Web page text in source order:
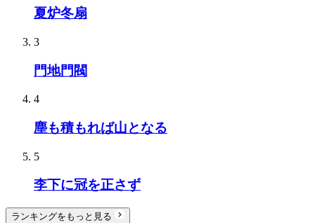
夏炉冬扇
3
門地門閥
4
塵も積もれば山となる
5
李下に冠を正さず
ランキングをもっと見る